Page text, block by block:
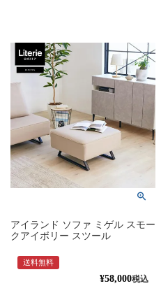
アイランド ソファ ミゲル スモー
クアイボリー スツール
送料無料
¥58,000税込